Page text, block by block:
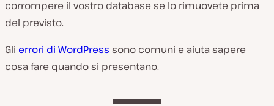
corrompere il vostro database se lo rimuovete prima
del previsto.
Gli errori di WordPress sono comuni e aiuta sapere
cosa fare quando si presentano.